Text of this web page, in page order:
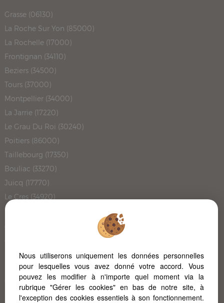
Grasse (06130)
La Roche Sur Yon (85000)
La Rochelle (17000)
Frontignan (34110)
Beziers (34500)
Tours (37000)
Montpellier (34000)
La Jarrie (17220)
Le Grau Du Roi (30240)
Poitiers (86000)
Taillebourg (17350)
Bouliac (33270)
Juicq (17770)
Le Cres (34920)
Le Cap Ferret (33950)
Pont L'abbe D'arnoult (17250)
Rochefort (17300)
Carignan De Bordeaux (33360)
L'immobilier à Poitiers
Nous utiliserons uniquement les données personnelles
pour lesquelles vous avez donné votre accord. Vous
pouvez les modifier à n'importe quel moment via la
rubrique "Gérer les cookies" en bas de notre site, à
l'exception des cookies essentiels à son fonctionnement.